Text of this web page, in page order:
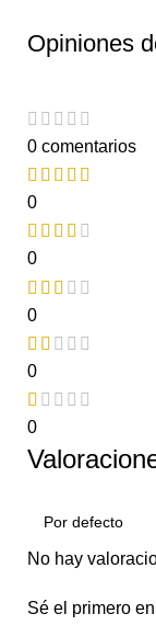
Opiniones
0 comentarios
0
0
0
0
0
No hay
Sé el primero